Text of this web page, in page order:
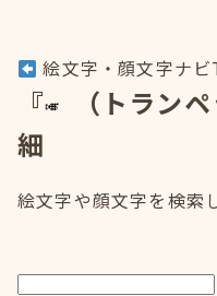
絵文字・顔文字ナビ
『
（トラン
細
絵文字や顔文字を検索